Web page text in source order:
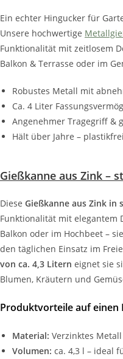
Ein echter Hingucker für
Unsere hochwertige
Funktionalität mit zeitlosem
Balkon & Terrasse oder im
Robustes Metall mit
Ca. 4 Liter
Angenehmer Tragegriff &
Hält über Jahre –
Gießkanne aus Zink –
Diese Gießkanne aus Zink in
Funktionalität mit elegantem
Balkon oder im Hochbeet –
den täglichen Einsatz im
von ca. 4,3 Litern eignet sie
Blumen, Kräutern und
Produktvorteile auf einen
Material: Verzinktes
Volumen: ca. 4,3 l – ideal